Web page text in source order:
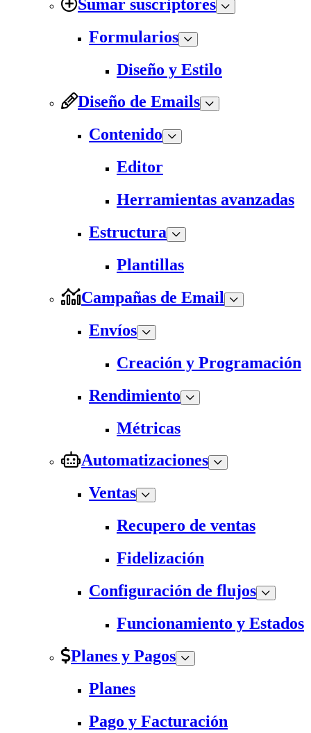
Sumar suscriptores
Formularios
Diseño y Estilo
Diseño de Emails
Contenido
Editor
Herramientas avanzadas
Estructura
Plantillas
Campañas de Email
Envíos
Creación y Programación
Rendimiento
Métricas
Automatizaciones
Ventas
Recupero de ventas
Fidelización
Configuración de flujos
Funcionamiento y Estados
Planes y Pagos
Planes
Pago y Facturación